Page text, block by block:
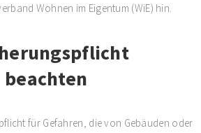
Wohnen im Eigentum (WiE) hin.
für Gefahren, die von Gebäuden oder